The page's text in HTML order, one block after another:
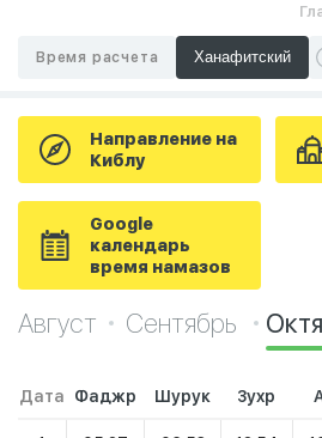
Время расчета
Направление на
Киблу
Google
календарь
время намазов
Август Сентябрь
Дата Фаджр Шурук Зухр